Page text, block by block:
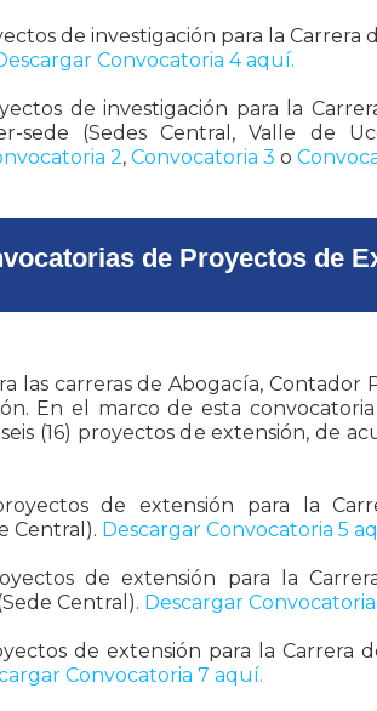
de investigación para la Carrera
Convocatoria 4 aquí.
de investigación para la
sede (Sedes Central, Valle de
2, Convocatoria 3 o
de Proyectos de
las carreras de Abogacía, Contador
En el marco de esta
(16) proyectos de extensión, de
de extensión para la
Central). Descargar Convocatoria 5
de extensión para la
Central). Descargar
de extensión para la Carrera
Convocatoria 7 aquí.